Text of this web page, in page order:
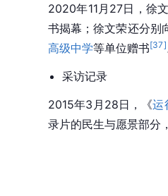
2020年11月27日，徐
书揭幕；徐文荣还分别
高级中学等单位赠书[37]
采访记录
2015年3月28日，《运
录片的民生与愿景部分